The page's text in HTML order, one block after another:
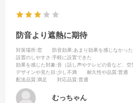
防音より遮熱に期待
対策場所:窓 防音効果:あまり効果を感じなかった
設置のしやすさ :手軽に設置できた
効果を感じた対象:音（話し声やテレビの音など、空
デザインや見た目 :少し不満 耐久性や品質:普通
配送品質:満足 対応品質:普通
むっちゃん